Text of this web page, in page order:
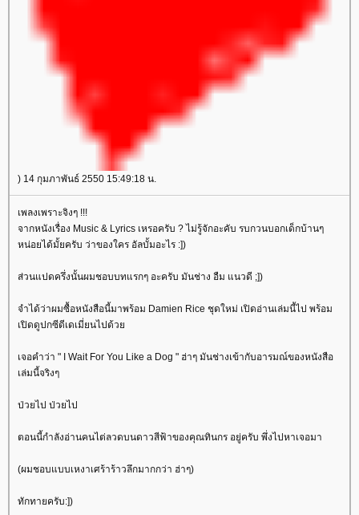
) 14 กุมภาพันธ์ 2550 15:49:18 น.
เพลงเพราะจิงๆ !!!
จากหนังเรื่อง Music & Lyrics เหรอครับ ? ไม่รู้จักอะคับ รบกวนบอกเด็กบ้านๆ
หน่อยได้มั้ยครับ ว่าของใคร อัลบั้มอะไร :])
ส่วนแปดครึ่งนั้นผมชอบบทแรกๆ อะครับ มันช่าง อืม แนวดี ;])
จำได้ว่าผมซื้อหนังสือนี้มาพร้อม Damien Rice ชุดใหม่ เปิดอ่านเล่มนี้ไป พร้อม
เปิดดูปกซีดีเดเมี่ยนไปด้ว
เจอคำว่า " I Wait For You Like a Dog " ฮ่าๆ มันช่างเข้ากับอารมณ์ของหนังสือ
เล่มนี้จริงๆ
ป่วยไป ป่วยไป
ตอนนี้กำลังอ่านคนไต่ลวดบนดาวสีฟ้าของคุณทินกร อยู่ครับ พึ่งไปหาเจอมา
(ผมชอบแบบเหงาเศร้าร้าวลึกมากกว่า ฮ่าๆ)
ทักทายครับ:])